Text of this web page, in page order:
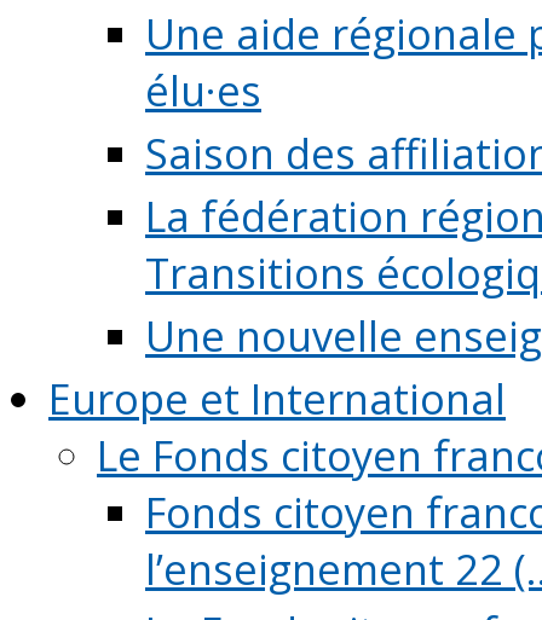
Une aide régionale
élu·es
Saison des
La fédération
Transitions
Une nouvelle
Europe et International
Le Fonds citoyen
Fonds citoyen
l’enseignement 22